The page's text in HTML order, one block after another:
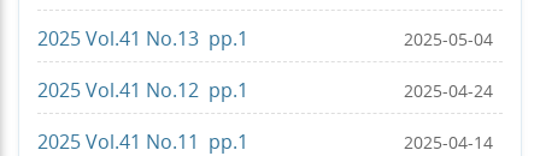
2025 Vol.41 No.13 pp.1 2025-05-04
2025 Vol.41 No.12 pp.1 2025-04-24
2025 Vol.41 No.11 pp.1 2025-04-14